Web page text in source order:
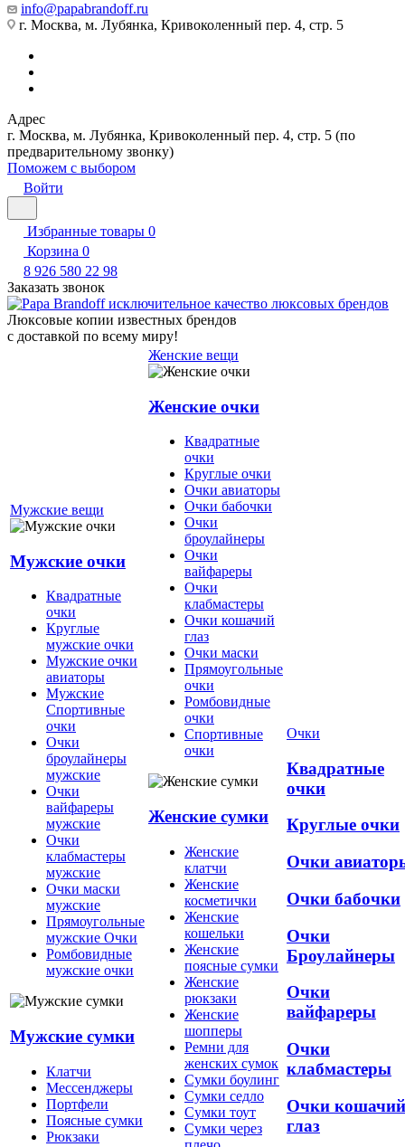
info@papabrandoff.ru
г. Москва, м. Лубянка, Кривоколенный пер. 4, стр. 5
Адрес
г. Москва, м. Лубянка, Кривоколенный пер. 4, стр. 5 (по
предварительному звонку)
Поможем с выбором
Войти
Избранные товары 0
Корзина 0
8 926 580 22 98
Заказать звонок
Люксовые копии известных брендов
с доставкой по всему миру!
Мужские вещи
Мужские очки
Квадратные
очки
Круглые
мужские очки
Мужские очки
авиаторы
Мужские
Спортивные
очки
Очки
броулайнеры
мужские
Очки
вайфареры
мужские
Очки
клабмастеры
мужские
Очки маски
мужские
Прямоугольные
мужские Очки
Ромбовидные
мужские очки
Мужские сумки
Клатчи
Мессенджеры
Портфели
Поясные сумки
Рюкзаки
Женские вещи
Женские очки
Квадратные
очки
Круглые очки
Очки авиаторы
Очки бабочки
Очки
броулайнеры
Очки
вайфареры
Очки
клабмастеры
Очки кошачий
глаз
Очки маски
Прямоугольные
очки
Ромбовидные
очки
Спортивные
очки
Женские сумки
Женские
клатчи
Женские
косметички
Женские
кошельки
Женские
поясные сумки
Женские
рюкзаки
Женские
шопперы
Ремни для
женских сумок
Сумки боулинг
Сумки седло
Сумки тоут
Сумки через
Очки
Квадратные
очки
Круглые очки
Очки
Очки бабочки
Очки
Броулайнеры
Очки
вайфареры
Очки
клабмастеры
Очки кошачий
глаз